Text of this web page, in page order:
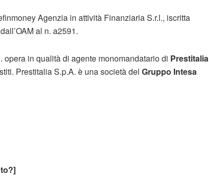
Agenzia in attività Finanziaria S.r.l., iscritta
al n. a2591.
in qualità di agente monomandatario di Prestitalia
Prestitalia S.p.A. è una società del Gruppo Intesa